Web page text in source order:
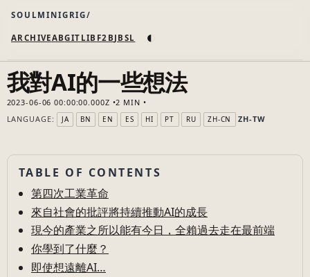
SOULMINIGRIG
ARCHIVEABGIT LIB F2B JB SL ◐
我對AI的一些想法
2023-06-06 00:00:00.000Z
2 MIN
LANGUAGE:
JA BN EN ES HI PT RU ZH-CN ZH-TW
TABLE OF CONTENTS
第四次工業革命
來自社會的批評將持續推動AI的成長
現今的產業之所以能有今日，全賴過去走在最前端
你學到了什麼？
即使想遠離AI…